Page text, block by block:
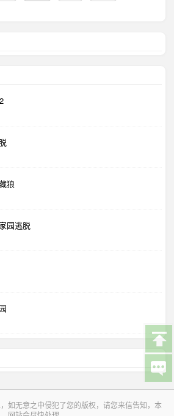
狼
园逃脱
如无意之中侵犯了您的版权，请您来信告知，本